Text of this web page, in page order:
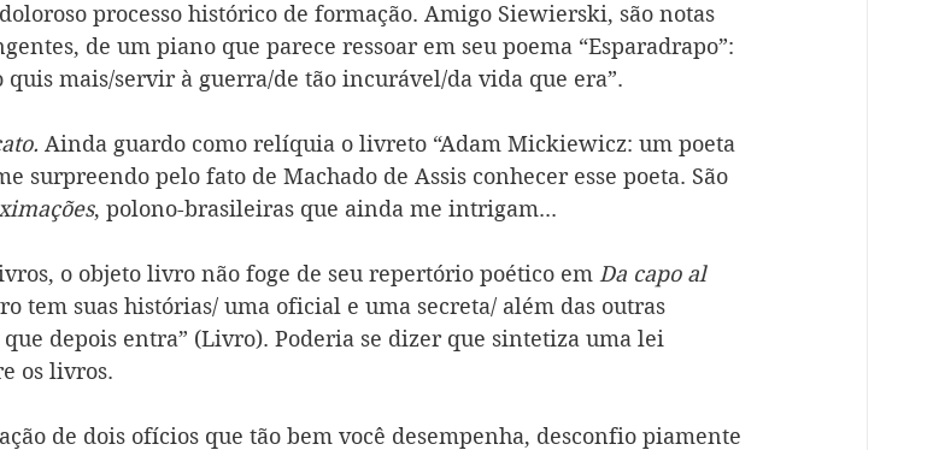
processo histórico de formação. Amigo Siewierski, são notas
de um piano que parece ressoar em seu poema “Esparadrapo”:
quis mais/servir à guerra/de tão incurável/da vida que era”.
Ainda guardo como relíquia o livreto “Adam Mickiewicz: um poeta
surpreendo pelo fato de Machado de Assis conhecer esse poeta. São
, polono-brasileiras que ainda me intrigam...
o objeto livro não foge de seu repertório poético em Da capo al
tem suas histórias/ uma oficial e uma secreta/ além das outras
depois entra” (Livro). Poderia se dizer que sintetiza uma lei
os livros.
de dois ofícios que tão bem você desempenha, desconfio piamente